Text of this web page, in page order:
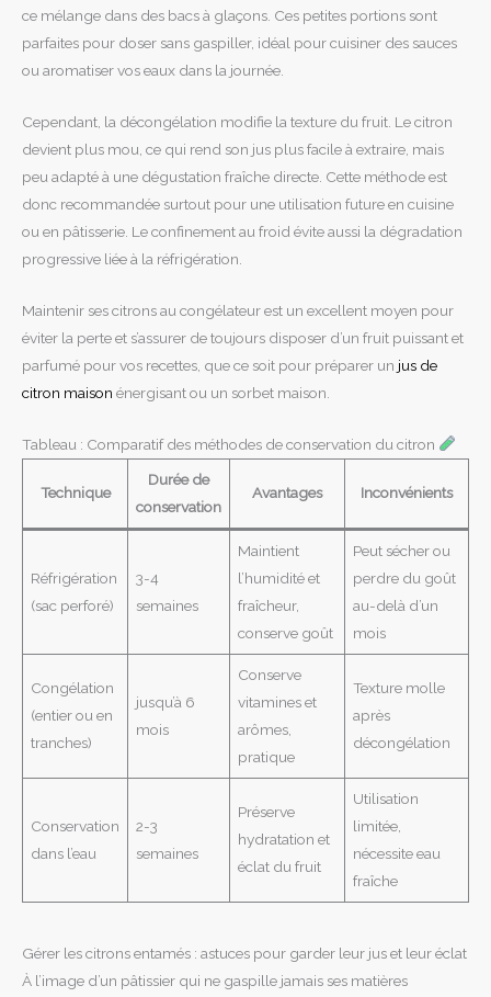
ce mélange dans des bacs à glaçons. Ces petites portions sont
parfaites pour doser sans gaspiller, idéal pour cuisiner des sauces
ou aromatiser vos eaux dans la journée.
Cependant, la décongélation modifie la texture du fruit. Le citron
devient plus mou, ce qui rend son jus plus facile à extraire, mais
peu adapté à une dégustation fraîche directe. Cette méthode est
donc recommandée surtout pour une utilisation future en cuisine
ou en pâtisserie. Le confinement au froid évite aussi la dégradation
progressive liée à la réfrigération.
Maintenir ses citrons au congélateur est un excellent moyen pour
éviter la perte et s’assurer de toujours disposer d’un fruit puissant et
parfumé pour vos recettes, que ce soit pour préparer un jus de
citron maison énergisant ou un sorbet maison.
Tableau : Comparatif des méthodes de conservation du citron
Technique
Durée de
conservation
Avantages Inconvénients
Réfrigération
(sac perforé)
3-4
semaines
Maintient
l’humidité et
fraîcheur,
conserve goût
Peut sécher ou
perdre du goût
au-delà d’un
mois
Congélation
(entier ou en
tranches)
jusqu’à 6
mois
Conserve
vitamines et
arômes,
pratique
Texture molle
après
décongélation
Conservation
dans l’eau
2-3
semaines
Préserve
hydratation et
éclat du fruit
Utilisation
limitée,
nécessite eau
fraîche
Gérer les citrons entamés : astuces pour garder leur jus et leur éclat
À l’image d’un pâtissier qui ne gaspille jamais ses matières